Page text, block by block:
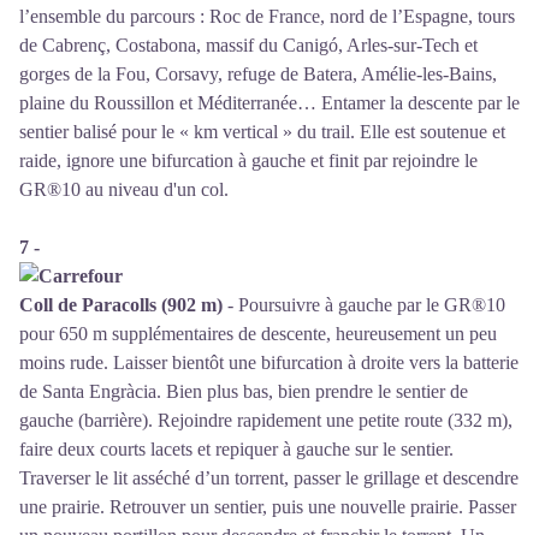
l’ensemble du parcours : Roc de France, nord de l’Espagne, tours
de Cabrenç, Costabona, massif du Canigó, Arles-sur-Tech et
gorges de la Fou, Corsavy, refuge de Batera, Amélie-les-Bains,
plaine du Roussillon et Méditerranée… Entamer la descente par le
sentier balisé pour le « km vertical » du trail. Elle est soutenue et
raide, ignore une bifurcation à gauche et finit par rejoindre le
GR®10 au niveau d'un col.
7 -
Coll de Paracolls (902 m) - Poursuivre à gauche par le GR®10
pour 650 m supplémentaires de descente, heureusement un peu
moins rude. Laisser bientôt une bifurcation à droite vers la batterie
de Santa Engràcia. Bien plus bas, bien prendre le sentier de
gauche (barrière). Rejoindre rapidement une petite route (332 m),
faire deux courts lacets et repiquer à gauche sur le sentier.
Traverser le lit asséché d’un torrent, passer le grillage et descendre
une prairie. Retrouver un sentier, puis une nouvelle prairie. Passer